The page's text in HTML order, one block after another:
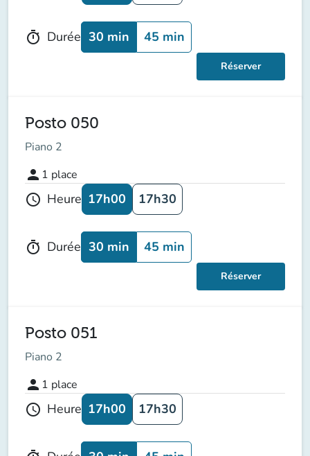
timer Durée 30 min 45 min
Réserver
Posto 050
Piano 2
person 1 place
schedule Heure 17h00 17h30
timer Durée 30 min 45 min
Réserver
Posto 051
Piano 2
person 1 place
schedule Heure 17h00 17h30